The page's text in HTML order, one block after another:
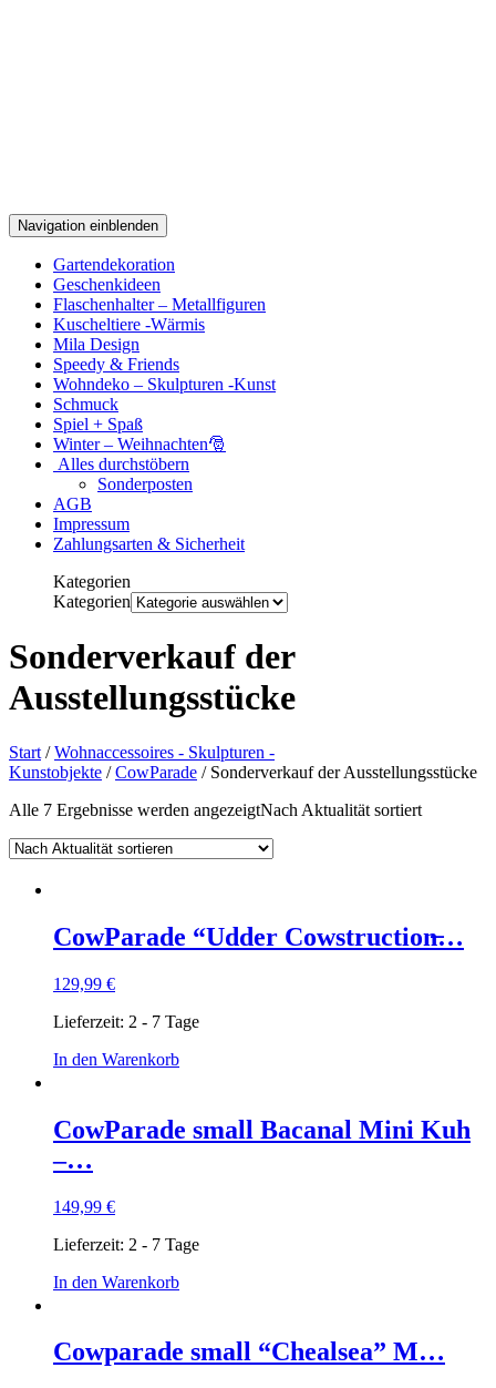
Navigation einblenden
Gartendekoration
Geschenkideen
Flaschenhalter – Metallfiguren
Kuscheltiere -Wärmis
Mila Design
Speedy & Friends
Wohndeko – Skulpturen -Kunst
Schmuck
Spiel + Spaß
Winter – Weihnachten🎅
Alles durchstöbern
Sonderposten
AGB
Impressum
Zahlungsarten & Sicherheit
Kategorien
Kategorien
Sonderverkauf der
Ausstellungsstücke
Start /Wohnaccessoires - Skulpturen -
Kunstobjekte /CowParade / Sonderverkauf der Ausstellungsstücke
Alle 7 Ergebnisse werden angezeigtNach Aktualität sortiert
CowParade “Udder Cowstruction̶…
129,99 €
Lieferzeit: 2 - 7 Tage
In den Warenkorb
CowParade small Bacanal Mini Kuh
–…
149,99 €
Lieferzeit: 2 - 7 Tage
In den Warenkorb
Cowparade small “Chealsea” M…